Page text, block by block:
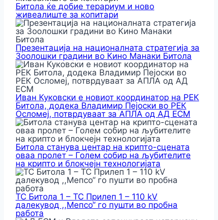
Битола ќе добие терариум и ново
живеалиште за копитари
Презентација на националната стратегија за
Зоолошки градини во Кино Манаки Битола
Иван Куковски е новиот координатор на РЕК
Битола, додека Владимир Пејоски во РЕК
Осломеј, потврдуваат за АПЛА од АД ЕСМ
Битола станува центар на крипто-сцената
оваа пролет – Голем собир на љубителите
на крипто и блокчејн технологијата
ТС Битола 1 – ТС Прилеп 1 – 110 kV
далекувод ,,Мепсо“ го пушти во пробна
работа